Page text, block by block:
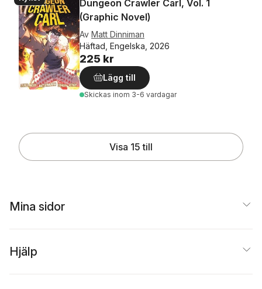
Dungeon Crawler Carl, Vol. 1
(Graphic Novel)
Av Matt Dinniman
Häftad, Engelska, 2026
225 kr
Lägg till
Skickas inom 3-6 vardagar
Visa 15 till
Mina sidor
Hjälp